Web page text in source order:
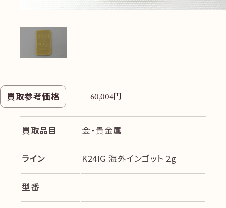
買取参考価格 60,004円
買取品目 金・貴金属
ライン K24IG 海外インゴット 2g
型番